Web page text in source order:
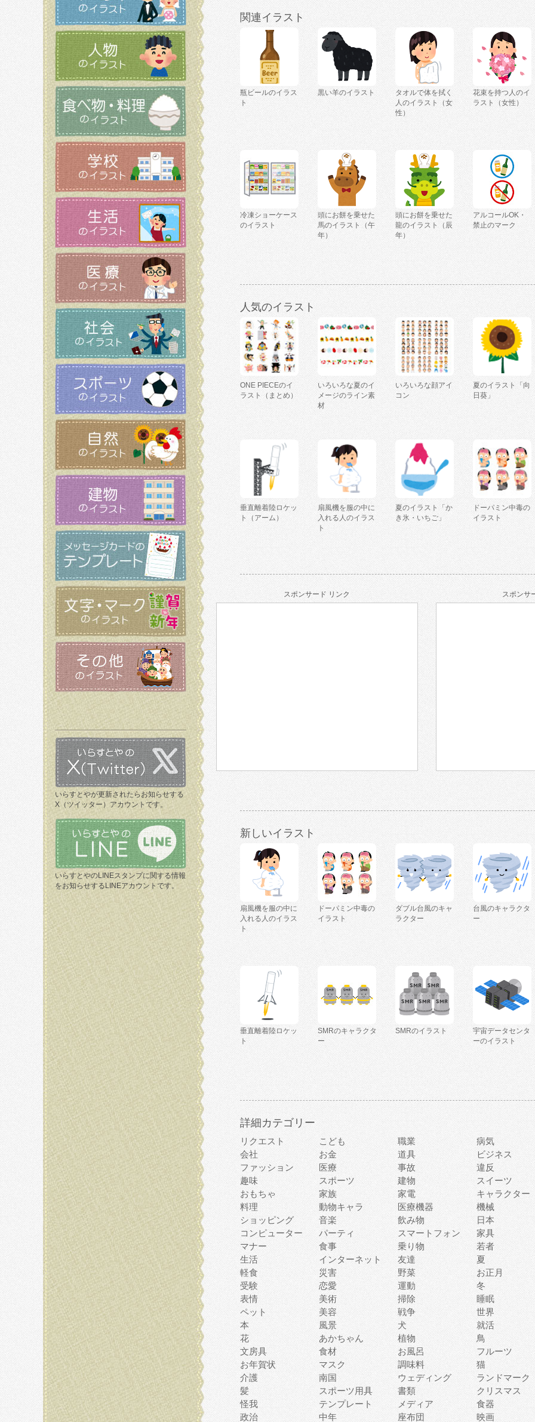
いらすとやが更新されたらお知らせする
X（ツイッター）アカウントです。
いらすとやのLINEスタンプに関する情報
をお知らせするLINEアカウントです。
関連イラスト
瓶ビールのイラス
ト
黒い羊のイラスト
タオルで体を拭く
人のイラスト（女
性）
花束を持つ人のイ
ラスト（女性）
冷凍ショーケース
のイラスト
頭にお餅を乗せた
馬のイラスト（午
年）
頭にお餅を乗せた
龍のイラスト（辰
年）
アルコールOK・
禁止のマーク
人気のイラスト
ONE PIECEのイ
ラスト（まとめ）
いろいろな夏のイ
メージのライン素
材
いろいろな顔アイ
コン
夏のイラスト「向
日葵」
垂直離着陸ロケッ
ト（アーム）
扇風機を服の中に
入れる人のイラス
ト
夏のイラスト「か
き氷・いちご」
ドーパミン中毒の
イラスト
スポンサード リンク スポンサ
新しいイラスト
扇風機を服の中に
入れる人のイラス
ト
ドーパミン中毒の
イラスト
ダブル台風のキャ
ラクター
台風のキャラクタ
ー
垂直離着陸ロケッ
ト
SMRのキャラクタ
ー
SMRのイラスト
宇宙データセンタ
ーのイラスト
詳細カテゴリー
リクエスト こども 職業
病気
会社
お金 道具
ビジネス
ファッション
医療 事故
違反
趣味
スポーツ 建物
スイーツ
おもちゃ
家族 家電
キャラクター
料理
動物キャラ 医療機器
機械
ショッピング
音楽 飲み物
日本
コンピューター
パーティ スマートフォン
家具
マナー
食事 乗り物
若者
生活
インターネット 友達
夏
軽食
災害 野菜
お正月
受験
恋愛 運動
冬
表情
美術 掃除
睡眠
ペット
美容 戦争
世界
本
風景 犬
就活
花
あかちゃん 植物
鳥
文房具
食材 お風呂
フルーツ
お年賀状
マスク 調味料
猫
介護
南国 ウェディング
ランドマーク
髪
スポーツ用具 書類
クリスマス
怪我
テンプレート メディア
食器
政治
中年 座布団 映画